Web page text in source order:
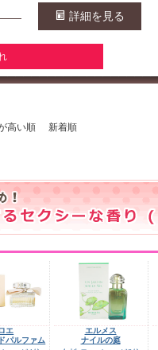
詳細を見る
高い順 新着順
エ
パルファム
エルメス
ナイルの庭